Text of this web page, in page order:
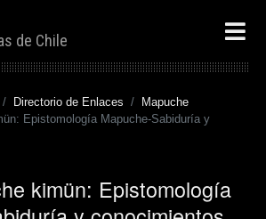
de Chile
Directorio de Enlaces
Mapuche
Epistomología Mapuche-Sabiduría y
kimün: Epistomología